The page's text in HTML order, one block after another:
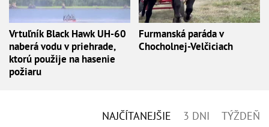
Vrtuľník Black Hawk UH-60
naberá vodu v priehrade,
ktorú použije na hasenie
požiaru
Furmanská paráda v
Chocholnej-Velčiciach
NAJČÍTANEJŠIE 3 DNI TÝŽDEŇ